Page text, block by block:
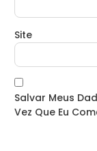
Site
Salvar Meus
Vez Que Eu